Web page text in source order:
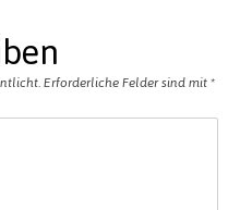
Erforderliche Felder sind mit *